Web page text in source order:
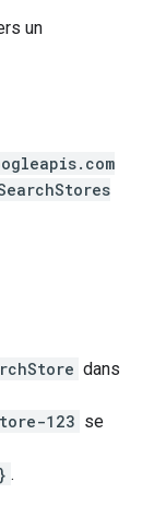
un
dans
123 se
.